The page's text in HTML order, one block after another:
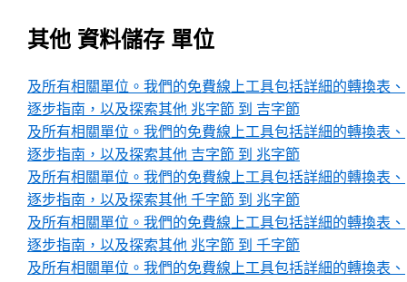
其他 資料儲存 單位
及所有相關單位。我們的免費線上工具包括詳細的轉換表、
逐步指南，以及探索其他 兆字節 到 吉字節
及所有相關單位。我們的免費線上工具包括詳細的轉換表、
逐步指南，以及探索其他 吉字節 到 兆字節
及所有相關單位。我們的免費線上工具包括詳細的轉換表、
逐步指南，以及探索其他 千字節 到 兆字節
及所有相關單位。我們的免費線上工具包括詳細的轉換表、
逐步指南，以及探索其他 兆字節 到 千字節
及所有相關單位。我們的免費線上工具包括詳細的轉換表、